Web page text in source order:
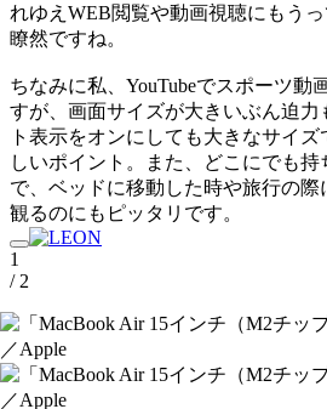
れゆえWEB閲覧や動画視聴にもう
瞭然ですね。
ちなみに私、YouTubeでスポーツ動
すが、画面サイズが大きいぶん迫力
ト表示をオンにしても大きなサイ
しいポイント。また、どこにでも
で、ベッドに移動した時や旅行の
観るのにもピッタリです。
1
/ 2